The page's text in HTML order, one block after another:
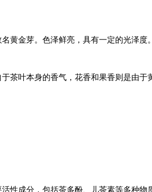
黄金芽。色泽鲜亮，具有一定的光泽度。
叶本身的香气，花香和果香则是由于
性成分，包括茶多酚、儿茶素等多种